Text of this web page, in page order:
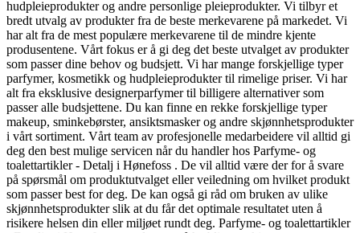
hudpleieprodukter og andre personlige pleieprodukter. Vi tilbyr et
bredt utvalg av produkter fra de beste merkevarene på markedet. Vi
har alt fra de mest populære merkevarene til de mindre kjente
produsentene. Vårt fokus er å gi deg det beste utvalget av produkter
som passer dine behov og budsjett. Vi har mange forskjellige typer
parfymer, kosmetikk og hudpleieprodukter til rimelige priser. Vi har
alt fra eksklusive designerparfymer til billigere alternativer som
passer alle budsjettene. Du kan finne en rekke forskjellige typer
makeup, sminkebørster, ansiktsmasker og andre skjønnhetsprodukter
i vårt sortiment. Vårt team av profesjonelle medarbeidere vil alltid gi
deg den best mulige servicen når du handler hos Parfyme- og
toalettartikler - Detalj i Hønefoss . De vil alltid være der for å svare
på spørsmål om produktutvalget eller veiledning om hvilket produkt
som passer best for deg. De kan også gi råd om bruken av ulike
skjønnhetsprodukter slik at du får det optimale resultatet uten å
risikere helsen din eller miljøet rundt deg. Parfyme- og toalettartikler